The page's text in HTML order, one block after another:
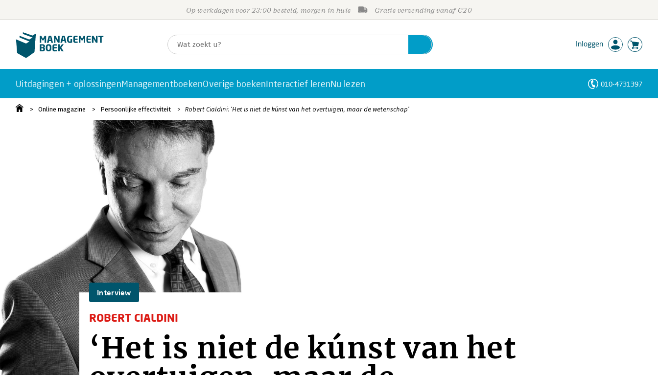
Op werkdagen voor 23:00 besteld, morgen in huis Gratis verzending vanaf €20
Inloggen
Uitdagingen + oplossingenManagementboekenOverige boekenInteractief lerenNu lezen 010-4731397
Online magazine Persoonlijke effectiviteit Robert Cialdini: ‘Het is niet de kúnst van het overtuigen, maar de wetenschap’
Interview
ROBERT CIALDINI
‘Het is niet de kúnst van het
Personen